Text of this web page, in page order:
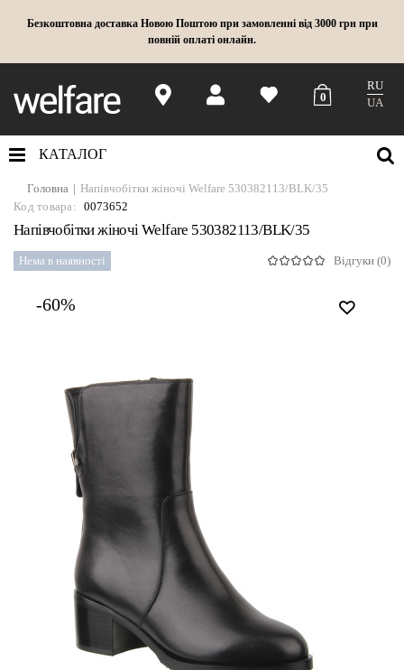
Безкоштовна доставка Новою Поштою при замовленні від 3000 грн при
повній оплаті онлайн.
0
RU
UA
КАТАЛОГ
Головна
Напівчобітки жіночі Welfare 530382113/BLK/35
Код товара: 0073652
Напівчобітки жіночі Welfare 530382113/BLK/35
Нема в наявності Відгуки (0)
-60%